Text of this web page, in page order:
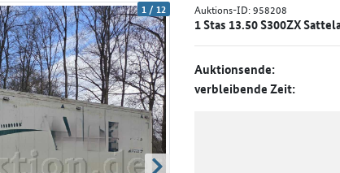
1 /12 Auktions-ID:958208
1 Stas 13.50 S300ZX
Auktionsende:
verbleibende Zeit: